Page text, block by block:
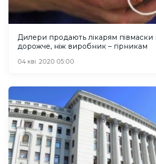
Дилери продають лікарям півмаски
дорожче, ніж виробник – гірникам
04 кві. 2020 05:00